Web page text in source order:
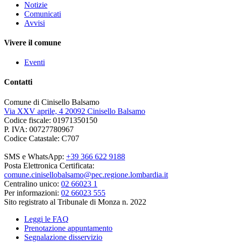
Notizie
Comunicati
Avvisi
Vivere il comune
Eventi
Contatti
Comune di Cinisello Balsamo
Via XXV aprile, 4 20092 Cinisello Balsamo
Codice fiscale: 01971350150
P. IVA: 00727780967
Codice Catastale: C707
SMS e WhatsApp: +39 366 622 9188
Posta Elettronica Certificata:
comune.cinisellobalsamo@pec.regione.lombardia.it
Centralino unico: 02 66023 1
Per informazioni: 02 66023 555
Sito registrato al Tribunale di Monza n. 2022
Leggi le FAQ
Prenotazione appuntamento
Segnalazione disservizio